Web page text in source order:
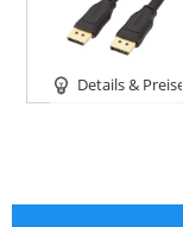
Details & Preise